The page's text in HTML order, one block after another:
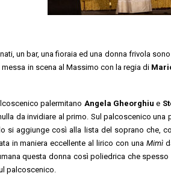
un bar, una fioraia ed una donna frivola
in scena al Massimo con la regia di
palermitano Angela Gheorghiu e
da invidiare al primo. Sul palcoscenico una
si aggiunge così alla lista del soprano che,
in maniera eccellente al lirico con una Mimì
questa donna così poliedrica che
palcoscenico.